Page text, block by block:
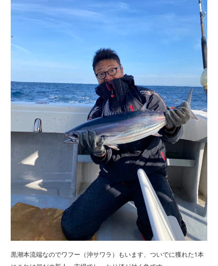
黒潮本流端なのでワフー（沖サワラ）もいます、ついでに獲れた1本